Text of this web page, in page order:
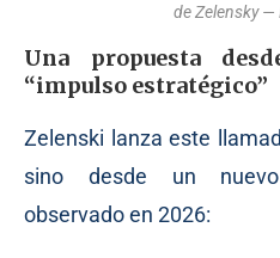
de Zelensky —
Una propuesta
“impulso estratégico”
Zelenski lanza este
sino desde un
observado en 2026: